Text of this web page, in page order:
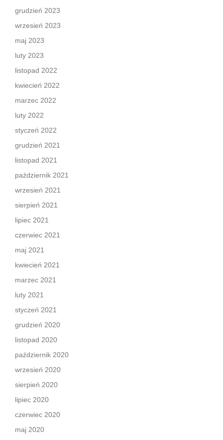
grudzień 2023
wrzesień 2023
maj 2023
luty 2023
listopad 2022
kwiecień 2022
marzec 2022
luty 2022
styczeń 2022
grudzień 2021
listopad 2021
październik 2021
wrzesień 2021
sierpień 2021
lipiec 2021
czerwiec 2021
maj 2021
kwiecień 2021
marzec 2021
luty 2021
styczeń 2021
grudzień 2020
listopad 2020
październik 2020
wrzesień 2020
sierpień 2020
lipiec 2020
czerwiec 2020
maj 2020